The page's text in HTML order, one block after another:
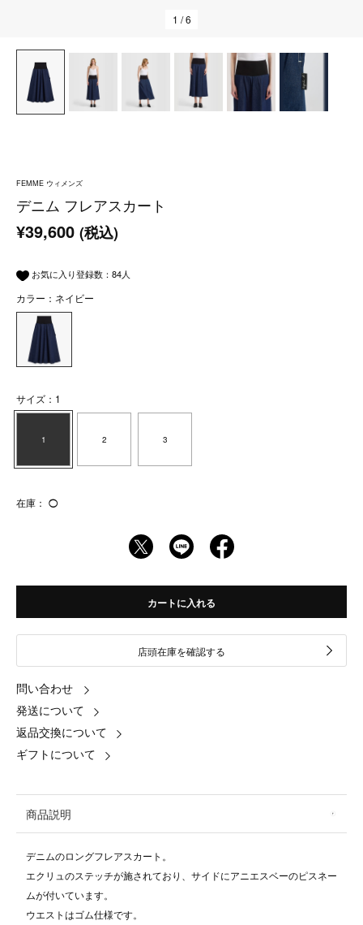
1 / 6
FEMME ウィメンズ
デニム フレアスカート
¥39,600 (税込)
お気に入り登録数： 84人
カラー：ネイビー
サイズ：1
1 2 3
在庫： ◯
カートに入れる
店頭在庫を確認する
問い合わせ
発送について
返品交換について
ギフトについて
商品説明
デニムのロングフレアスカート。
エクリュのステッチが施されており、サイドにアニエスベーのピスネー
ムが付いています。
ウエストはゴム仕様です。